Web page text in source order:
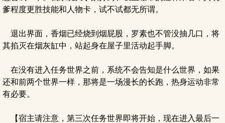
爹程度更胜技能和人物卡，试不试都无所谓。
退出界面，香烟已经烧到烟屁股，罗素也不管没抽几口，将
其掐灭在烟灰缸中，站起身在屋子里活动起手脚。
在没有进入任务世界之前，系统不会告知是什么世界，如果
还和前两个世界一样，那将是一场漫长的长跑，热身运动非常
有必要。
【宿主请注意，第三次任务世界即将开始，现在进入最后一